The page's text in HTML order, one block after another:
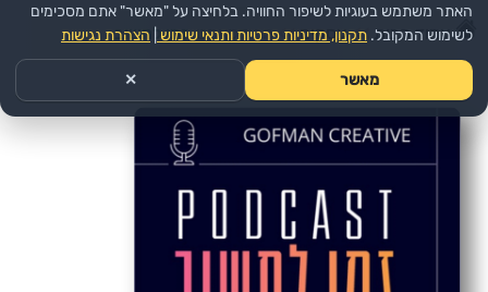
עמוד הבית >>עסקים >>הפודקאסט: זמן לחשוב
האתר משתמש בעוגיות לשיפור החוויה. בלחיצה על "מאשר" אתם מסכימים
לשימוש המקובל. תקנון, מדיניות פרטיות ותנאי שימוש הצהרת נגישות
מאשר ✕